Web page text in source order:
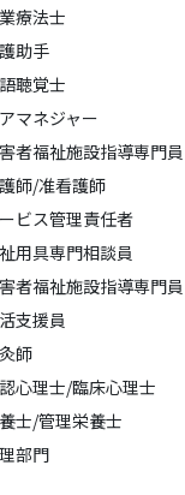
療法士
助手
聴覚士
マネジャー
者福祉施設指導専門員
師/准看護師
ビス管理責任者
用具専門相談員
者福祉施設指導専門員
支援員
師
心理士/臨床心理士
士/管理栄養士
部門